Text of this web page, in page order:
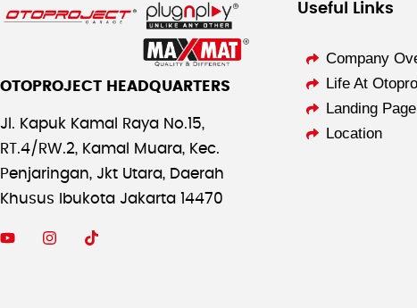
OTOPROJECT HEADQUARTERS
Jl. Kapuk Kamal Raya No.15,
RT.4/RW.2, Kamal Muara, Kec.
Penjaringan, Jkt Utara, Daerah
Khusus Ibukota Jakarta 14470
Useful Links
Company
Life At
Landing Page
Location